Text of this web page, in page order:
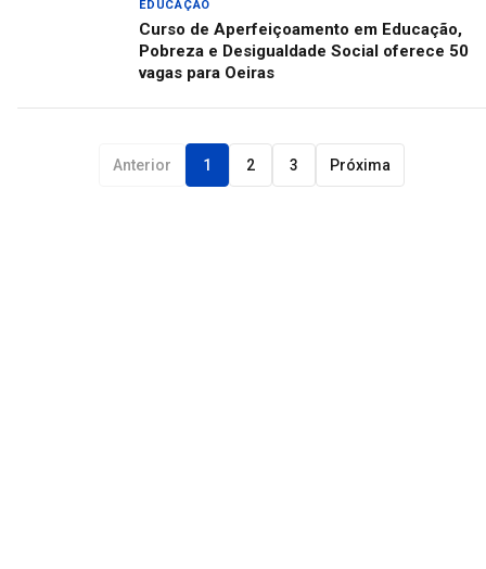
EDUCAÇÃO
Curso de Aperfeiçoamento em Educação,
Pobreza e Desigualdade Social oferece 50
vagas para Oeiras
Anterior 1 2 3 Próxima